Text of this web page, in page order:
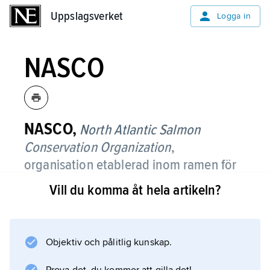
Uppslagsverket Logga in
NASCO
NASCO, North Atlantic Salmon
Conservation Organization,
organisation etablerad inom ramen för
1982 års konvention om bevarandet av
Nordatlantens laxbestånd.
Storbritannien. Organisationen medverkar till
Vill du komma åt hela artikeln?
Objektiv och pålitlig kunskap.